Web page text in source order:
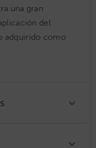
una gran
del
adquirido como